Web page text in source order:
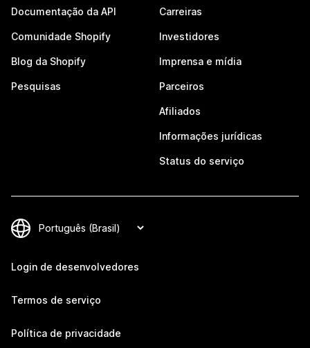
Documentação da API
Comunidade Shopify
Blog da Shopify
Pesquisas
Carreiras
Investidores
Imprensa e mídia
Parceiros
Afiliados
Informações jurídicas
Status do serviço
Login de desenvolvedores
Termos de serviço
Política de privacidade